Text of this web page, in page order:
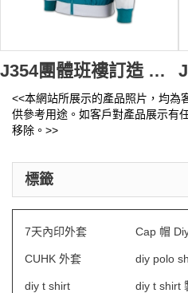
J354團體班褸訂造 團體班褸製做商 設計班褸 印製班褸
<<本網站所展示的產品照片，均為
供參考用途。如客戶對產品展示有
移除。>>
標籤
7天內印外套 Cap 帽
CUHK 外套 diy polo
diy t shirt diy t shirt